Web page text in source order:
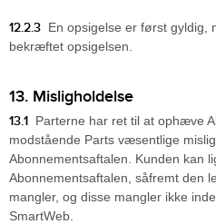
12.2.3 En opsigelse er først gyldig,
bekræftet opsigelsen.
13. Misligholdelse
13.1 Parterne har ret til at ophæve
modstående Parts væsentlige
Abonnementsaftalen. Kunden kan
Abonnementsaftalen, såfremt den
mangler, og disse mangler ikke
SmartWeb.